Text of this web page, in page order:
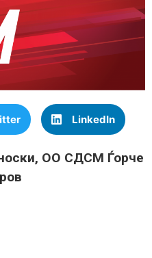
LinkedIn
ОО СДСМ Ѓорче